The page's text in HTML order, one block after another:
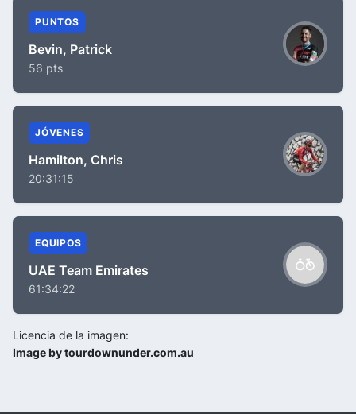
PUNTOS
Bevin, Patrick
56 pts
JÓVENES
Hamilton, Chris
20:31:15
EQUIPOS
UAE Team Emirates
61:34:22
Licencia de la imagen:
Image by tourdownunder.com.au